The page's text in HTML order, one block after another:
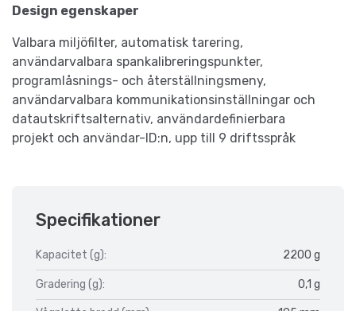
Design egenskaper
Valbara miljöfilter, automatisk tarering,
användarvalbara spankalibreringspunkter,
programlåsnings- och återställningsmeny,
användarvalbara kommunikationsinställningar och
datautskriftsalternativ, användardefinierbara
projekt och användar-ID:n, upp till 9 driftsspråk
Specifikationer
Kapacitet (g): 2200 g
Gradering (g): 0,1 g